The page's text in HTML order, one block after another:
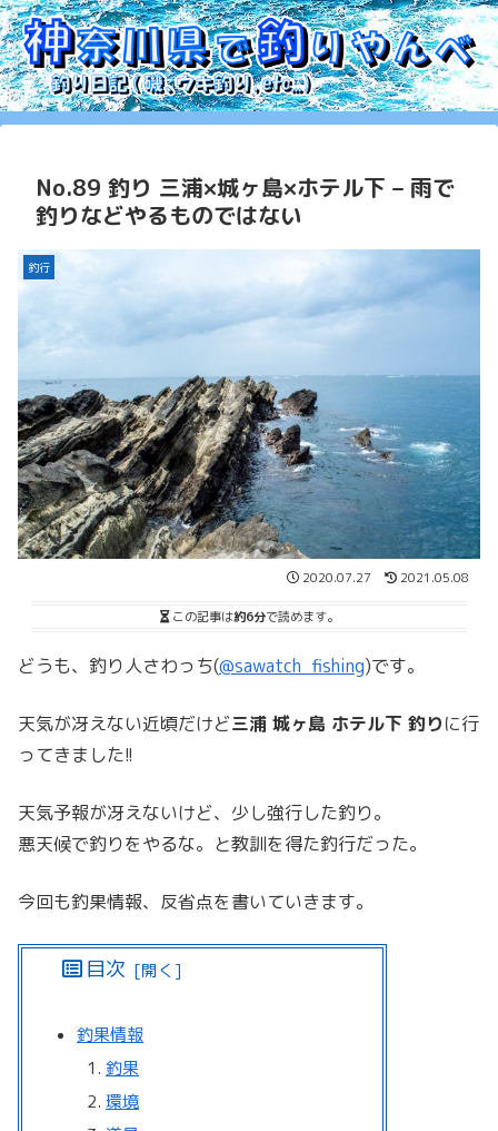
No.89 釣り 三浦×城ヶ島×ホテル下 – 雨で
釣りなどやるものではない
釣行
2020.07.27 2021.05.08
この記事は約6分で読めます。
どうも、釣り人さわっち(@sawatch_fishing)です。
天気が冴えない近頃だけど三浦 城ヶ島 ホテル下 釣りに行
ってきました!!
天気予報が冴えないけど、少し強行した釣り。
悪天候で釣りをやるな。と教訓を得た釣行だった。
今回も釣果情報、反省点を書いていきます。
目次
釣果情報
釣果
環境